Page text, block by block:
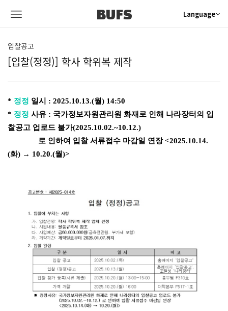
BUFS Language
입찰공고
[입찰(정정)] 학사 학위복 제작
* 정정 일시 : 2025.10.13.(월) 14:50
* 정정 사유 : 국가정보자원관리원 화재로 인해 나라장터의 입
찰공고 업로드 불가(2025.10.02.~10.12.)
로 인하여 입찰 서류접수 마감일 연장 <2025.10.14.
(화) → 10.20.(월)>